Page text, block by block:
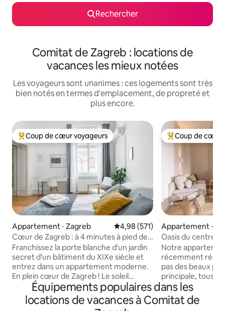
Rechercher
Comitat de Zagreb : locations de
vacances les mieux notées
Les voyageurs sont unanimes : ces logements sont très
bien notés en termes d'emplacement, de propreté et
plus encore.
Coups de cœur voyageurs les plus appréciés
Coup de cœur voyageurs
Appartement ⋅ Zagreb Évaluation moyenne sur la
4,98 (571)
Cœur de Zagreb : à 4 minutes à pied de
la place principale
Franchissez la porte blanche d'un jardin
secret d'un bâtiment du XIXe siècle et
entrez dans un appartement moderne.
En plein cœur de Zagreb ! Le soleil
pénètre par de hautes fenêtres pour
illuminer les parquets magnifiquement
rénovés et les hauts plafonds. Cet
Coups de cœur
Coup de cœur
Appartement ⋅
Oasis du centre-
terrasse et
Notre
récemment
pas des beaux
principale, tous
d'événements de
marché de Noël
air.
Équipements populaires dans les
locations de vacances à Comitat de